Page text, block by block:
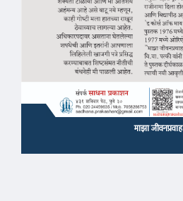
माझा जीवनप्रवाह